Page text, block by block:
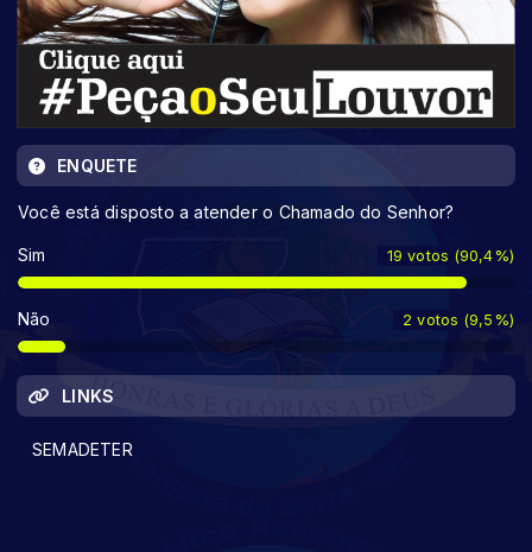
ENQUETE
Você está disposto a atender o Chamado do Senhor?
Sim 19 votos (90,4%)
Não 2 votos (9,5%)
LINKS
SEMADETER